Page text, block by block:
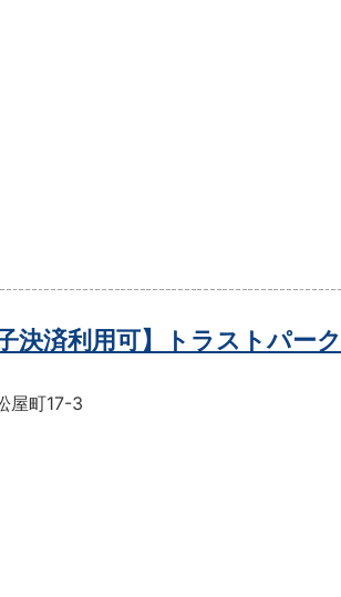
決済利用可】トラストパー
屋町17-3